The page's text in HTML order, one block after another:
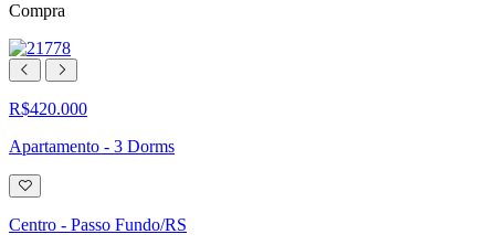
Compra
R$420.000
Apartamento - 3 Dorms
Adicionar
à
lista
de
Centro - Passo Fundo/RS